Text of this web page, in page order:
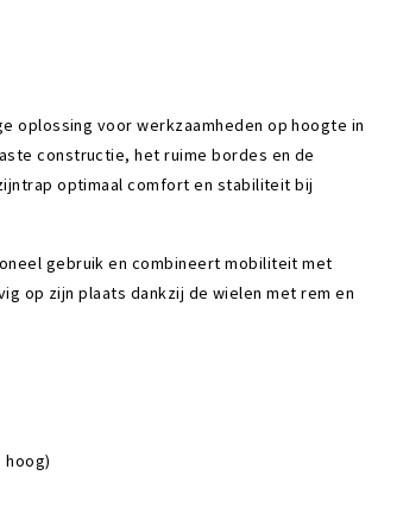
oplossing voor werkzaamheden op hoogte in
constructie, het ruime bordes en de
optimaal comfort en stabiliteit bij
gebruik en combineert mobiliteit met
op zijn plaats dankzij de wielen met rem en
hoog)